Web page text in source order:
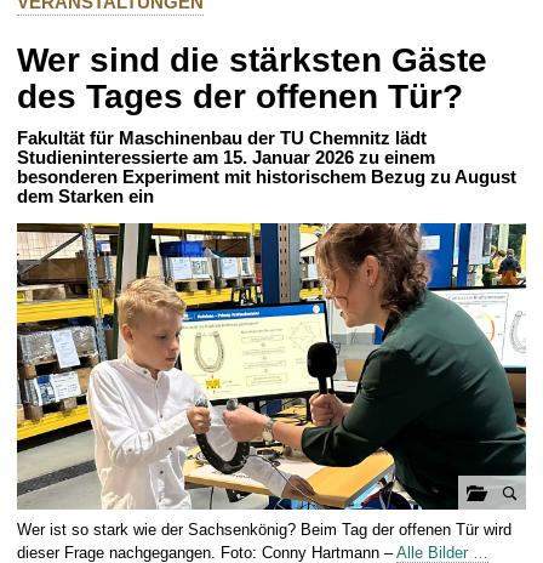
r
u
f
e
Wer sind die stärksten Gäste
des Tages der offenen Tür?
Fakultät für Maschinenbau der TU Chemnitz lädt
Studieninteressierte am 15. Januar 2026 zu einem
besonderen Experiment mit historischem Bezug zu August
dem Starken ein
G
a
Wer ist so stark wie der Sachsenkönig? Beim Tag der offenen Tür wird
dieser Frage nachgegangen. Foto: Conny Hartmann –Alle Bilder …